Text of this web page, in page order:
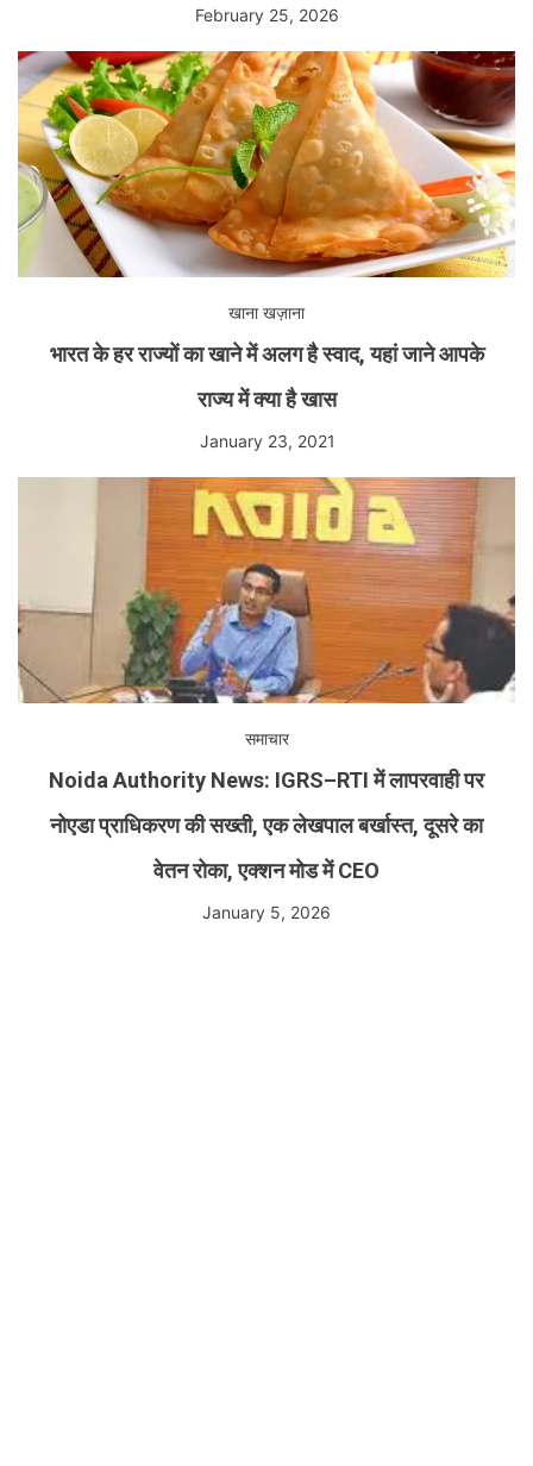
February 25, 2026
खाना खज़ाना
भारत के हर राज्यों का खाने में अलग है स्वाद, यहां जाने आपके
राज्य में क्या है खास
January 23, 2021
समाचार
Noida Authority News: IGRS–RTI में लापरवाही पर
नोएडा प्राधिकरण की सख्ती, एक लेखपाल बर्खास्त, दूसरे का
वेतन रोका, एक्शन मोड में CEO
January 5, 2026